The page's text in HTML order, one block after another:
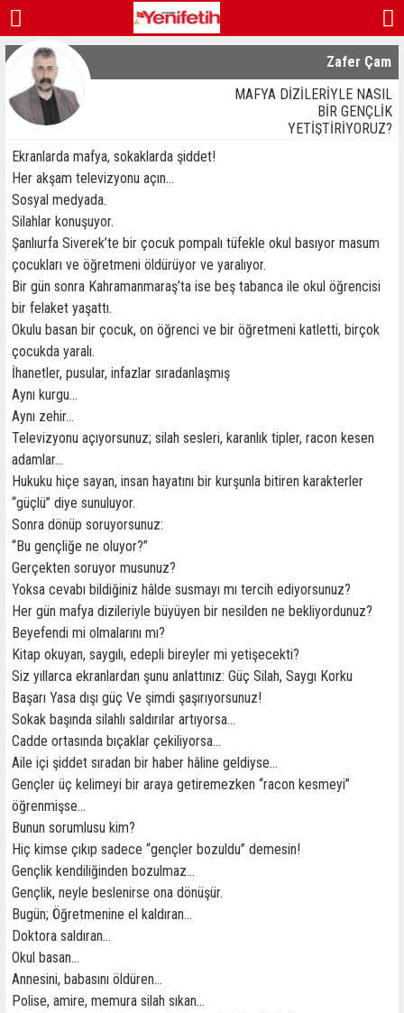
Zafer Çam
MAFYA DİZİLERİYLE NASIL
BİR GENÇLİK
YETİŞTİRİYORUZ?
Ekranlarda mafya, sokaklarda şiddet!
Her akşam televizyonu açın…
Sosyal medyada.
Silahlar konuşuyor.
Şanlıurfa Siverek’te bir çocuk pompalı tüfekle okul basıyor masum
çocukları ve öğretmeni öldürüyor ve yaralıyor.
Bir gün sonra Kahramanmaraş’ta ise beş tabanca ile okul öğrencisi
bir felaket yaşattı.
Okulu basan bir çocuk, on öğrenci ve bir öğretmeni katletti, birçok
çocukda yaralı.
İhanetler, pusular, infazlar sıradanlaşmış
Aynı kurgu…
Aynı zehir…
Televizyonu açıyorsunuz; silah sesleri, karanlık tipler, racon kesen
adamlar…
Hukuku hiçe sayan, insan hayatını bir kurşunla bitiren karakterler
“güçlü” diye sunuluyor.
Sonra dönüp soruyorsunuz:
“Bu gençliğe ne oluyor?”
Gerçekten soruyor musunuz?
Yoksa cevabı bildiğiniz hâlde susmayı mı tercih ediyorsunuz?
Her gün mafya dizileriyle büyüyen bir nesilden ne bekliyordunuz?
Beyefendi mi olmalarını mı?
Kitap okuyan, saygılı, edepli bireyler mi yetişecekti?
Siz yıllarca ekranlardan şunu anlattınız: Güç Silah, Saygı Korku
Başarı Yasa dışı güç Ve şimdi şaşırıyorsunuz!
Sokak başında silahlı saldırılar artıyorsa…
Cadde ortasında bıçaklar çekiliyorsa…
Aile içi şiddet sıradan bir haber hâline geldiyse…
Gençler üç kelimeyi bir araya getiremezken “racon kesmeyi”
öğrenmişse…
Bunun sorumlusu kim?
Hiç kimse çıkıp sadece “gençler bozuldu” demesin!
Gençlik kendiliğinden bozulmaz…
Gençlik, neyle beslenirse ona dönüşür.
Bugün; Öğretmenine el kaldıran…
Doktora saldıran…
Okul basan…
Annesini, babasını öldüren…
Polise, amire, memura silah sıkan…